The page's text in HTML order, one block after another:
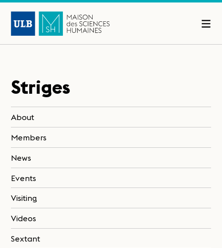
Striges
About
Members
News
Events
Visiting
Videos
Sextant